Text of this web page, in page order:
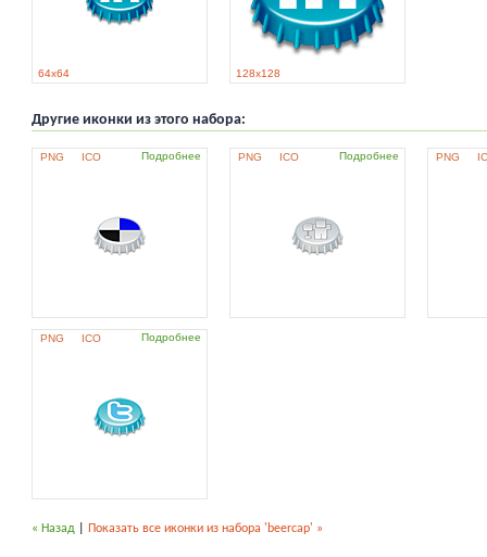
64x64 128x128
Другие иконки из этого набора:
PNG ICO Подробнее PNG ICO Подробнее PNG
PNG ICO Подробнее
« Назад Показать все иконки из набора 'beercap' »